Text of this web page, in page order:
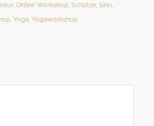
, Online Workshop, Schütze, Sinn,
, Yoga, Yogaworkshop